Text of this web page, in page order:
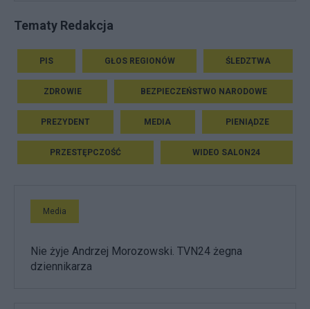
Tematy Redakcja
PIS GŁOS REGIONÓW ŚLEDZTWA
ZDROWIE BEZPIECZEŃSTWO NARODOWE
PREZYDENT MEDIA PIENIĄDZE
PRZESTĘPCZOŚĆ WIDEO SALON24
Media
Nie żyje Andrzej Morozowski. TVN24 żegna
dziennikarza